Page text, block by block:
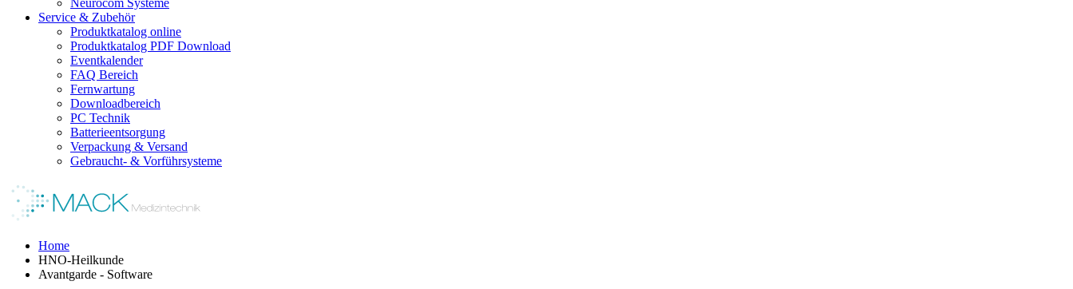
Service & Zubehör
Produktkatalog online
Produktkatalog PDF Download
Eventkalender
FAQ Bereich
Fernwartung
Downloadbereich
PC Technik
Batterieentsorgung
Verpackung & Versand
Gebraucht- & Vorführsysteme
Home
HNO-Heilkunde
Avantgarde - Software